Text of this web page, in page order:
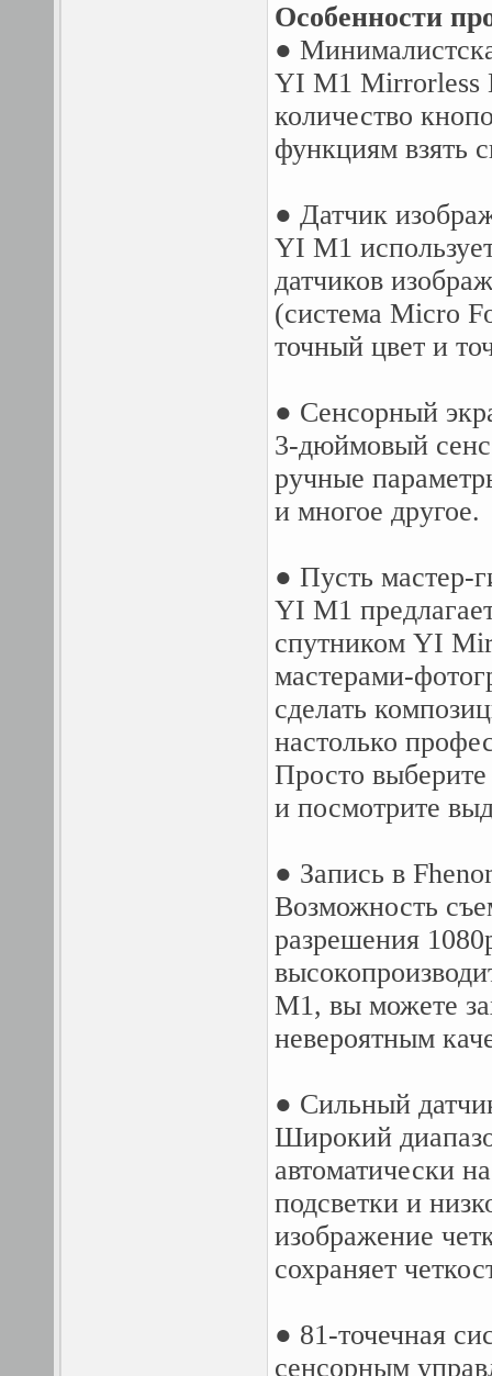
Особенности
●
YI M1 Mirrorless
количество
функциям взять
● Датчик
YI M1
датчиков
(система Micro
точный цвет и
● Сенсорный
3-дюймовый
ручные
и многое другое.
● Пусть мастер-
YI M1
спутником YI
мастерами-
сделать
настолько
Просто
и посмотрите
● Запись в
Возможность
разрешения
M1, вы можете
невероятным
● Сильный
Широкий
автоматически
подсветки и
изображение
сохраняет
● 81-точечная
сенсорным